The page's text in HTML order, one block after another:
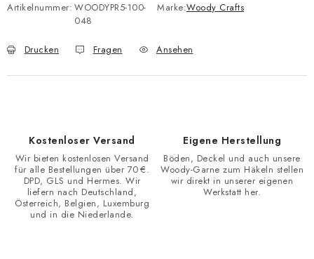
Artikelnummer: WOODYPR5-100-
048
Marke:Woody Crafts
Drucken Fragen Ansehen
Kostenloser Versand
Wir bieten kostenlosen Versand
für alle Bestellungen über 70 €.
DPD, GLS und Hermes. Wir
liefern nach Deutschland,
Österreich, Belgien, Luxemburg
und in die Niederlande.
Eigene Herstellung
Böden, Deckel und auch unsere
Woody-Garne zum Häkeln stellen
wir direkt in unserer eigenen
Werkstatt her.